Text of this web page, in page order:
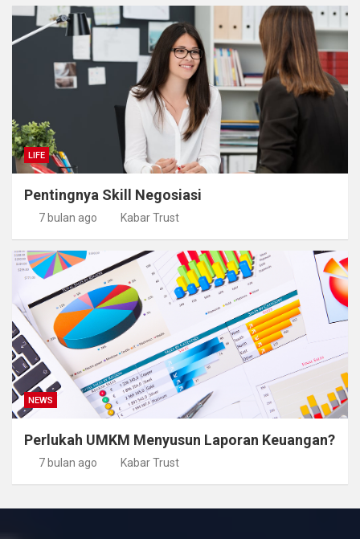
LIFE
Pentingnya Skill Negosiasi
7 bulan ago Kabar Trust
NEWS
Perlukah UMKM Menyusun Laporan Keuangan?
7 bulan ago Kabar Trust